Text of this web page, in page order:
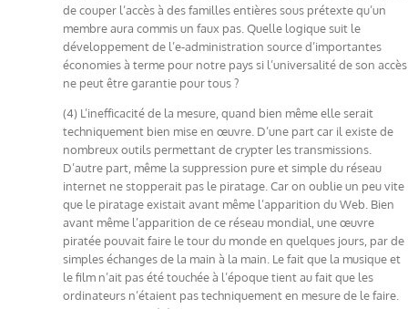
de couper l’accès à des familles entières sous prétexte qu’un
membre aura commis un faux pas. Quelle logique suit le
développement de l’e-administration source d’importantes
économies à terme pour notre pays si l’universalité de son accès
ne peut être garantie pour tous ?
(4) L’inefficacité de la mesure, quand bien même elle serait
techniquement bien mise en œuvre. D’une part car il existe de
nombreux outils permettant de crypter les transmissions.
D’autre part, même la suppression pure et simple du réseau
internet ne stopperait pas le piratage. Car on oublie un peu vite
que le piratage existait avant même l’apparition du Web. Bien
avant même l’apparition de ce réseau mondial, une œuvre
piratée pouvait faire le tour du monde en quelques jours, par de
simples échanges de la main à la main. Le fait que la musique et
le film n’ait pas été touchée à l’époque tient au fait que les
ordinateurs n’étaient pas techniquement en mesure de le faire.